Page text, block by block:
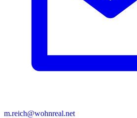
m.reich@wohnreal.net